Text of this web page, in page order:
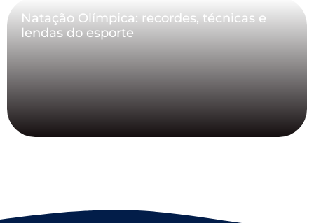
Natação Olímpica: recordes, técnicas e
lendas do esporte